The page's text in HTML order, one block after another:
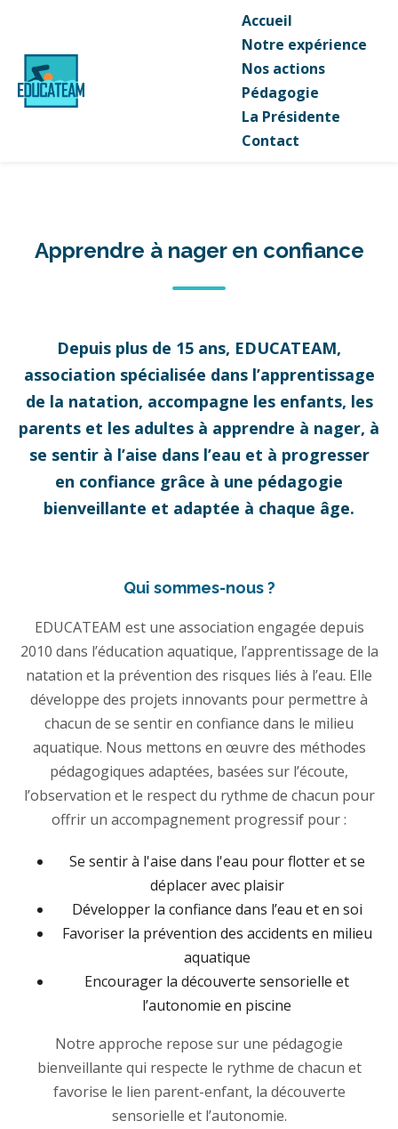
Accueil
Notre expérience
Nos actions
Pédagogie
La Présidente
Contact
Apprendre à nager en confiance
Depuis plus de 15 ans, EDUCATEAM,
association spécialisée dans l’apprentissage
de la natation, accompagne les enfants, les
parents et les adultes à apprendre à nager, à
se sentir à l’aise dans l’eau et à progresser
en confiance grâce à une pédagogie
bienveillante et adaptée à chaque âge.
Qui sommes-nous ?
EDUCATEAM est une association engagée depuis
2010 dans l’éducation aquatique, l’apprentissage de la
natation et la prévention des risques liés à l’eau. Elle
développe des projets innovants pour permettre à
chacun de se sentir en confiance dans le milieu
aquatique. Nous mettons en œuvre des méthodes
pédagogiques adaptées, basées sur l’écoute,
l’observation et le respect du rythme de chacun pour
offrir un accompagnement progressif pour :
Se sentir à l'aise dans l'eau pour flotter et se
déplacer avec plaisir
Développer la confiance dans l’eau et en soi
Favoriser la prévention des accidents en milieu
aquatique
Encourager la découverte sensorielle et
l’autonomie en piscine
Notre approche repose sur une pédagogie
bienveillante qui respecte le rythme de chacun et
favorise le lien parent-enfant, la découverte
sensorielle et l’autonomie.